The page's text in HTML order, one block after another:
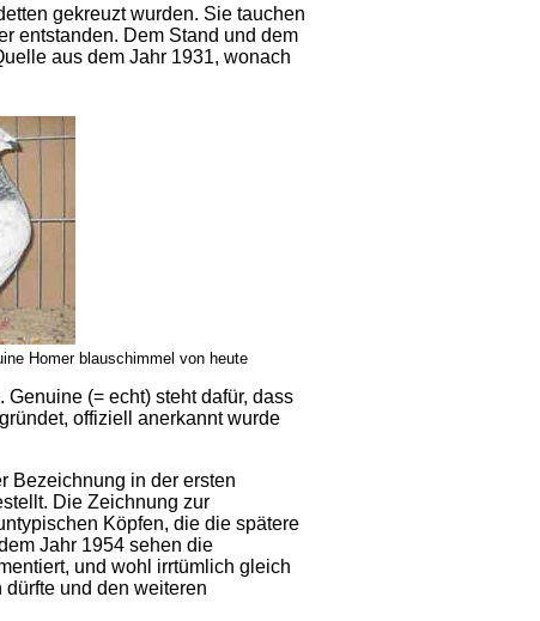
gekreuzt wurden. Sie tauchen
entstanden. Dem Stand und dem
aus dem Jahr 1931, wonach
Homer blauschimmel von heute
(= echt) steht dafür, dass
offiziell anerkannt wurde
Bezeichnung in der ersten
Die Zeichnung zur
Köpfen, die die spätere
Jahr 1954 sehen die
und wohl irrtümlich gleich
und den weiteren